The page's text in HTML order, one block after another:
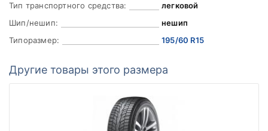
Тип транспортного средства:
легковой
Шип/нешип:
нешип
Типоразмер:
195/60 R15
Другие товары этого размера